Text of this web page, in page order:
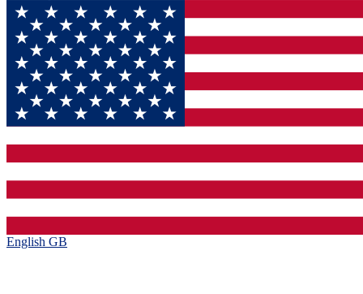
English GB‎